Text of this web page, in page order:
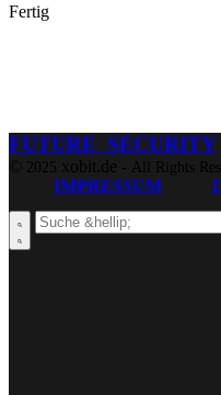
Fertig
FUTURE SECURITY
© 2025 xobit.de - All Rights
IMPRESSUM